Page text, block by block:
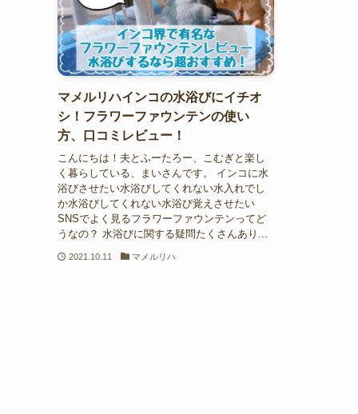
マメルリハインコの水浴びにイチオ
シ！フラワーファウンテンの使い
方、口コミレビュー！
こんにちは！夫とふーたろー、こむぎと楽し
く暮らしている、まいさんです。 インコに水
浴びさせたい水浴びしてくれない水入れでし
か水浴びしてくれない水浴び覚えさせたい
SNSでよく見るフラワーファウンテンってど
うなの？ 水浴びに関する疑問たくさんあり...
2021.10.11 マメルリハ